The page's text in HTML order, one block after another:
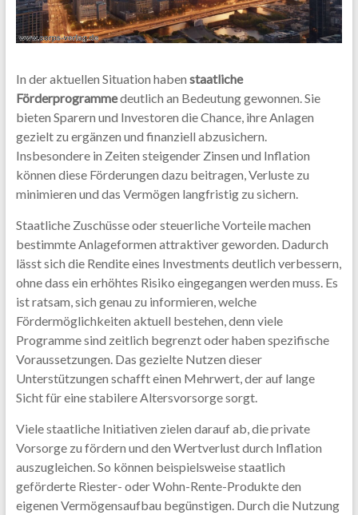
In der aktuellen Situation haben staatliche
Förderprogrammedeutlich an Bedeutung gewonnen. Sie
bieten Sparern und Investoren die Chance, ihre Anlagen
gezielt zu ergänzen und finanziell abzusichern.
Insbesondere in Zeiten steigender Zinsen und Inflation
können diese Förderungen dazu beitragen, Verluste zu
minimieren und das Vermögen langfristig zu sichern.
Staatliche Zuschüsse oder steuerliche Vorteile machen
bestimmte Anlageformen attraktiver geworden. Dadurch
lässt sich die Rendite eines Investments deutlich verbessern,
ohne dass ein erhöhtes Risiko eingegangen werden muss. Es
ist ratsam, sich genau zu informieren, welche
Fördermöglichkeiten aktuell bestehen, denn viele
Programme sind zeitlich begrenzt oder haben spezifische
Voraussetzungen. Das gezielte Nutzen dieser
Unterstützungen schafft einen Mehrwert, der auf lange
Sicht für eine stabilere Altersvorsorge sorgt.
Viele staatliche Initiativen zielen darauf ab, die private
Vorsorge zu fördern und den Wertverlust durch Inflation
auszugleichen. So können beispielsweise staatlich
geförderte Riester- oder Wohn-Rente-Produkte den
eigenen Vermögensaufbau begünstigen. Durch die Nutzung